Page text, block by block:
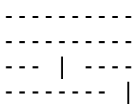
|
|